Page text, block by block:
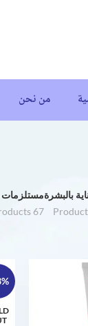
من نحن
بالبشرةمستلزمات
67 Products